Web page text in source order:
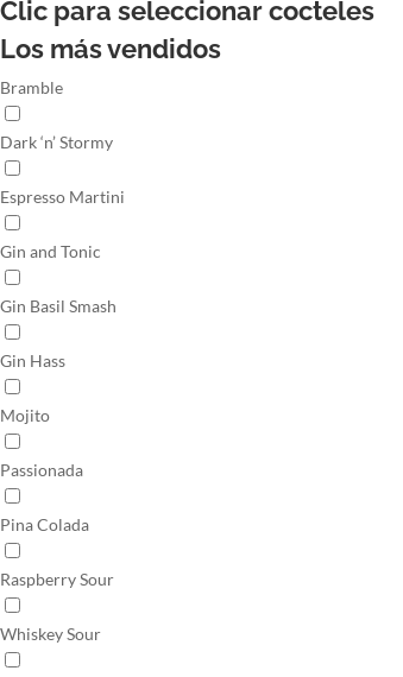
Clic para seleccionarcocteles
Los más vendidos
Bramble
Dark ‘n’ Stormy
Espresso Martini
Gin and Tonic
Gin Basil Smash
Gin Hass
Mojito
Passionada
Pina Colada
Raspberry Sour
Whiskey Sour